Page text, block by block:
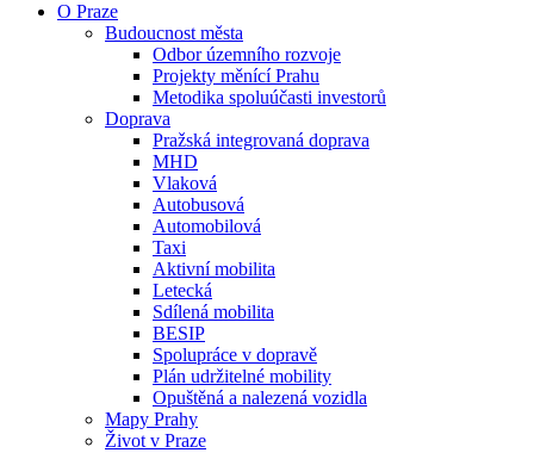
O Praze
Budoucnost města
Odbor územního rozvoje
Projekty měnící Prahu
Metodika spoluúčasti investorů
Doprava
Pražská integrovaná doprava
MHD
Vlaková
Autobusová
Automobilová
Taxi
Aktivní mobilita
Letecká
Sdílená mobilita
BESIP
Spolupráce v dopravě
Plán udržitelné mobility
Opuštěná a nalezená vozidla
Mapy Prahy
Život v Praze